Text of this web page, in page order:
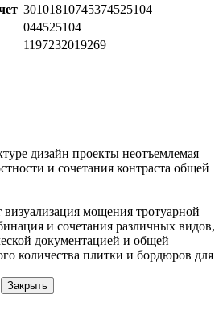
30101810745374525104
044525104
1197232019269
дизайн проекты неотъемлемая
и сочетания контраста общей
мощения тротуарной
и сочетания различных видов,
документацией и общей
количества плитки и бордюров для
Закрыть